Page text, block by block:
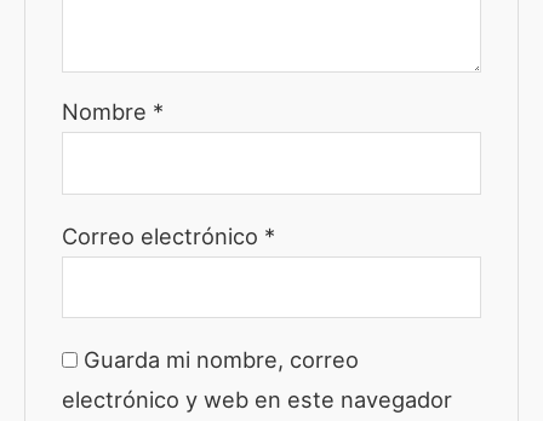
Nombre *
Correo electrónico *
Guarda mi nombre, correo
electrónico y web en este navegador